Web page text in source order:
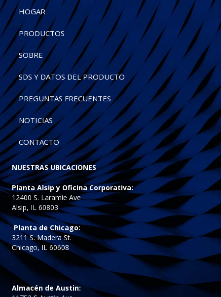
HOGAR
PRODUCTOS
SOBRE
SDS Y DATOS DEL PRODUCTO
PREGUNTAS FRECUENTES
NOTICIAS
CONTACTO
NUESTRAS UBICACIONES
Planta Alsip y Oficina Corporativa:
12400 S. Laramie Ave
Alsip, IL 60803
Planta de Chicago:
3211 S. Madera St.
Chicago, IL 60608
Almacén de Austin: